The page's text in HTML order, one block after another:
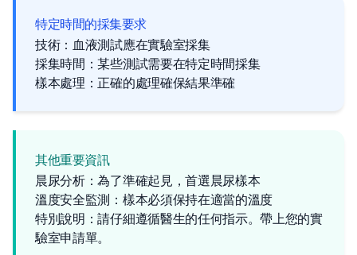
特定時間的採集要求
技術：血液測試應在實驗室採集
採集時間：某些測試需要在特定時間採集
樣本處理：正確的處理確保結果準確
其他重要資訊
晨尿分析：為了準確起見，首選晨尿樣本
溫度安全監測：樣本必須保持在適當的溫度
特別說明：請仔細遵循醫生的任何指示。帶上您的實
驗室申請單。